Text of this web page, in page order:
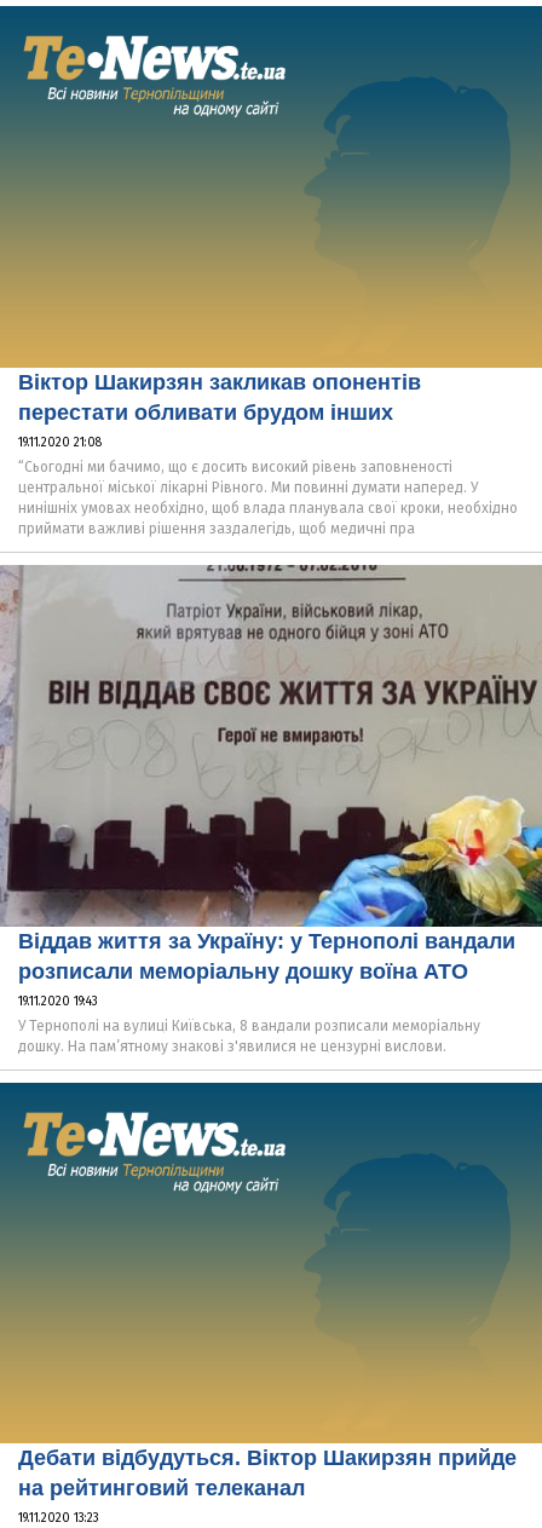
Віктор Шакирзян закликав опонентів
перестати обливати брудом інших
19.11.2020 21:08
“Сьогодні ми бачимо, що є досить високий рівень заповненості
центральної міської лікарні Рівного. Ми повинні думати наперед. У
нинішніх умовах необхідно, щоб влада планувала свої кроки, необхідно
приймати важливі рішення заздалегідь, щоб медичні пра
Віддав життя за Україну: у Тернополі вандали
розписали меморіальну дошку воїна АТО
19.11.2020 19:43
У Тернополі на вулиці Київська, 8 вандали розписали меморіальну
дошку. На пам’ятному знакові з'явилися не цензурні вислови.
Дебати відбудуться. Віктор Шакирзян прийде
на рейтинговий телеканал
19.11.2020 13:23